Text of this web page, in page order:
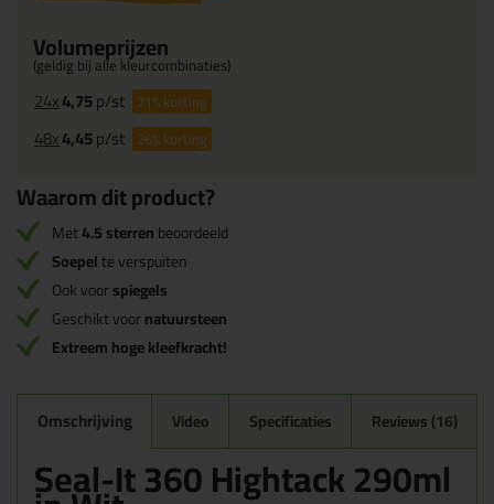
Volumeprijzen
(geldig bij alle kleurcombinaties)
24x4,75p/st 21%korting
48x4,45p/st 26%korting
Waarom dit product?
Met4.5 sterrenbeoordeeld
Soepelte verspuiten
Ook voorspiegels
Geschikt voornatuursteen
Extreem hoge kleefkracht!
Omschrijving Video Specificaties Reviews (16)
Seal-It 360 Hightack 290ml